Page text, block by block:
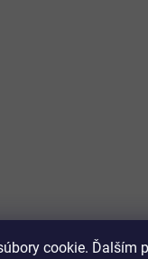
cookie.